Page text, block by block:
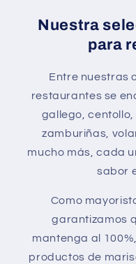
Nuestra
para
Entre nuestras
restaurantes se
gallego,
zamburiñas,
mucho más, cada
sabor
Como
garantizamos
mantenga al
productos de